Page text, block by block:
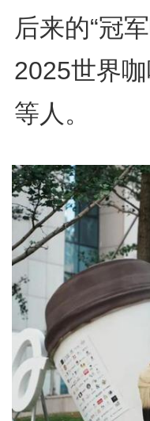
后来的“冠
2025世界
等人。